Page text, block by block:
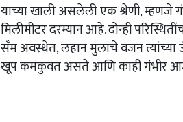
याच्या खाली असलेली एक श्रेणी, म्हणजे
मिलीमीटर दरम्यान आहे. दोन्ही
सँम अवस्थेत, लहान मुलांचे वजन त्यांच्या
खूप कमकुवत असते आणि काही गंभीर